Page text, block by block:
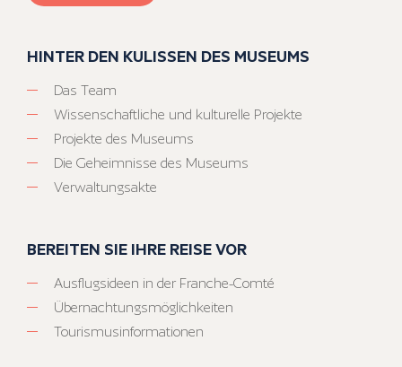
HINTER DEN KULISSEN DES MUSEUMS
Das Team
Wissenschaftliche und kulturelle Projekte
Projekte des Museums
Die Geheimnisse des Museums
Verwaltungsakte
BEREITEN SIE IHRE REISE VOR
Ausflugsideen in der Franche-Comté
Übernachtungsmöglichkeiten
Tourismusinformationen